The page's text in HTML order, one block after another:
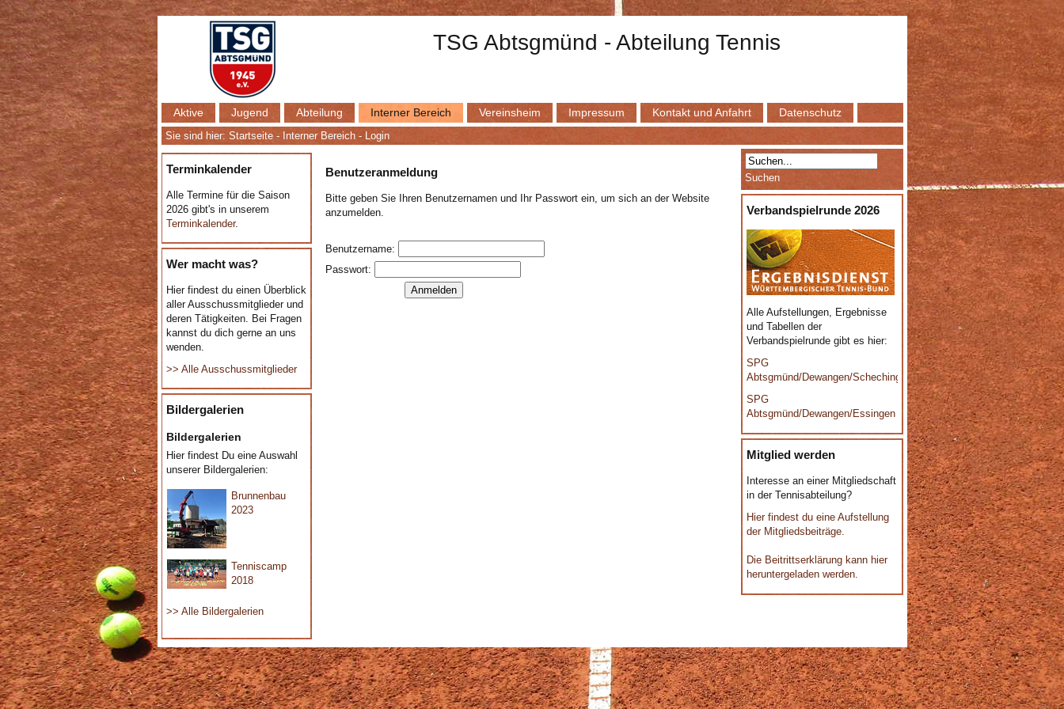
TSG Abtsgmünd - Abteilung Tennis
Aktive Jugend Abteilung Interner Bereich Vereinsheim Impressum Kontakt und Anfahrt Datenschutz
Sie sind hier: Startseite- Interner Bereich- Login
Benutzeranmeldung
Bitte geben Sie Ihren Benutzernamen und Ihr Passwort ein, um sich an der Website
anzumelden.
Benutzername:
Passwort:
Terminkalender
Alle Termine für die Saison
2026 gibt's in unserem
Terminkalender.
Wer macht was?
Hier findest du einen Überblick
aller Ausschussmitglieder und
deren Tätigkeiten. Bei Fragen
kannst du dich gerne an uns
wenden.
>> Alle Ausschussmitglieder
Bildergalerien
Bildergalerien
Hier findest Du eine Auswahl
unserer Bildergalerien:
Brunnenbau
2023
Tenniscamp
2018
>> Alle Bildergalerien
Verbandspielrunde 2026
Alle Aufstellungen, Ergebnisse
und Tabellen der
Verbandspielrunde gibt es hier:
SPG
Abtsgmünd/Dewangen/Schechingen
SPG
Abtsgmünd/Dewangen/Essingen
Mitglied werden
Interesse an einer Mitgliedschaft
in der Tennisabteilung?
Hier findest du eine Aufstellung
der Mitgliedsbeiträge.
Die Beitrittserklärung kann hier
heruntergeladen werden.